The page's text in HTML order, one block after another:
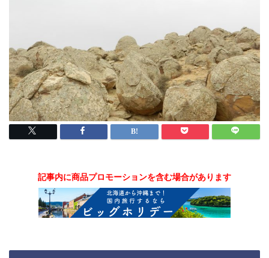
記事内に商品プロモーションを含む場合があります